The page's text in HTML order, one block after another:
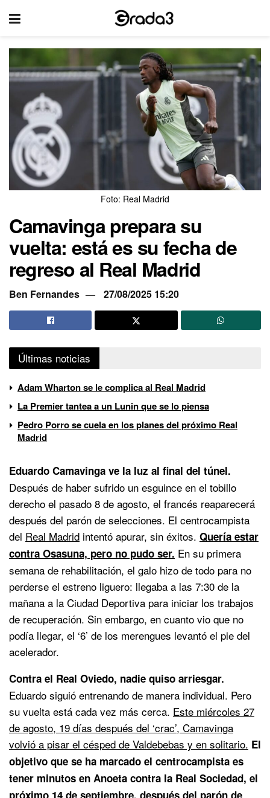
Foto: Real Madrid
Camavinga prepara su
vuelta: está es su fecha de
regreso al Real Madrid
Ben Fernandes 27/08/2025 15:20
Últimas noticias
Adam Wharton se le complica al Real Madrid
La Premier tantea a un Lunin que se lo piensa
Pedro Porro se cuela en los planes del próximo Real
Madrid
Eduardo Camavinga ve la luz al final del túnel.
Después de haber sufrido un esguince en el tobillo
derecho el pasado 8 de agosto, el francés reaparecerá
después del parón de selecciones. El centrocampista
del Real Madrid intentó apurar, sin éxitos. Quería estar
contra Osasuna, pero no pudo ser. En su primera
semana de rehabilitación, el galo hizo de todo para no
perderse el estreno liguero: llegaba a las 7:30 de la
mañana a la Ciudad Deportiva para iniciar los trabajos
de recuperación. Sin embargo, en cuanto vio que no
podía llegar, el ‘6’ de los merengues levantó el pie del
acelerador.
Contra el Real Oviedo, nadie quiso arriesgar.
Eduardo siguió entrenando de manera individual. Pero
su vuelta está cada vez más cerca. Este miércoles 27
de agosto, 19 días después del ‘crac’, Camavinga
volvió a pisar el césped de Valdebebas y en solitario. El
objetivo que se ha marcado el centrocampista es
tener minutos en Anoeta contra la Real Sociedad, el
próximo 14 de septiembre, después del parón de